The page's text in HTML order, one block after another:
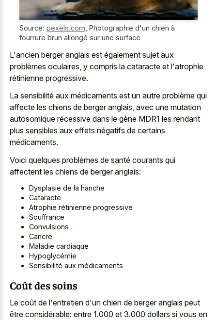
Source: pexels.com, Photographie d'un chien à
fourrure brun allongé sur une surface
L'ancien berger anglais est également sujet aux
problèmes oculaires, y compris la cataracte et l'atrophie
rétinienne progressive.
La sensibilité aux médicaments est un autre problème qui
affecte les chiens de berger anglais, avec une mutation
autosomique récessive dans le gène MDR1 les rendant
plus sensibles aux effets négatifs de certains
médicaments.
Voici quelques problèmes de santé courants qui
affectent les chiens de berger anglais:
Dysplasie de la hanche
Cataracte
Atrophie rétinienne progressive
Souffrance
Convulsions
Cancre
Maladie cardiaque
Hypoglycémie
Sensibilité aux médicaments
Coût des soins
Le coût de l'entretien d'un chien de berger anglais peut
être considérable: entre 1.000 et 3.000 dollars si vous en